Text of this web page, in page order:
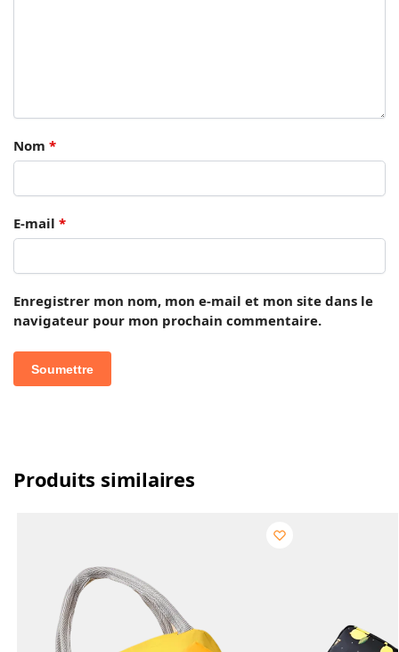
Nom *
E-mail *
Enregistrer mon nom, mon e-mail et mon site dans le
navigateur pour mon prochain commentaire.
Produits similaires